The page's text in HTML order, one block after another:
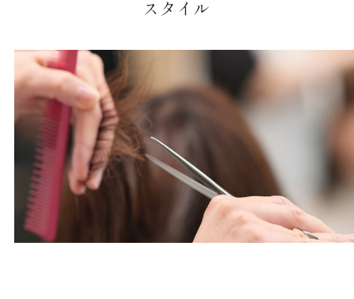
スタイル